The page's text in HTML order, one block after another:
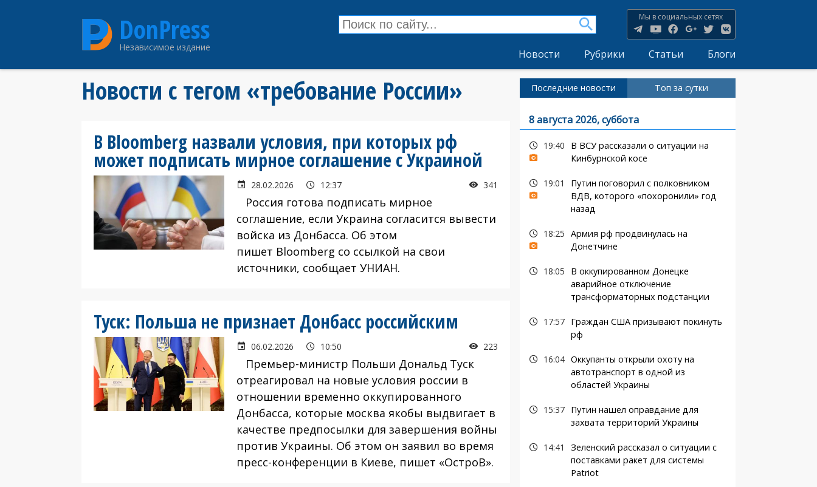
DonPress
Независимое издание
Мы в социальных сетях
Новости Рубрики Статьи Блоги
Новости с тегом «требование России»
В Bloomberg назвали условия, при которых рф
может подписать мирное соглашение с Украиной
28.02.2026 12:37 341
Россия готова подписать мирное
соглашение, если Украина согласится вывести
войска из Донбасса. Об этом
пишет Bloomberg со ссылкой на свои
источники, сообщает УНИАН.
Туск: Польша не признает Донбасс российским
06.02.2026 10:50 223
Премьер-министр Польши Дональд Туск
отреагировал на новые условия россии в
отношении временно оккупированного
Донбасса, которые москва якобы выдвигает в
качестве предпосылки для завершения войны
против Украины. Об этом он заявил во время
пресс-конференции в Киеве, пишет «ОстроВ».
Последние новости Топ за сутки
8 августа 2026, суббота
19:40
В ВСУ рассказали о ситуации на
Кинбурнской косе
19:01
Путин поговорил с полковником
ВДВ, которого «похоронили» год
назад
18:25 Армия рф продвинулась на
Донетчине
18:05
В оккупированном Донецке
аварийное отключение
трансформаторных подстанции
17:57
Граждан США призывают покинуть
рф
16:04 Оккупанты открыли охоту на
автотранспорт в одной из
областей Украины
15:37
Путин нашел оправдание для
захвата территорий Украины
14:41
Зеленский рассказал о ситуации с
поставками ракет для системы
Patriot